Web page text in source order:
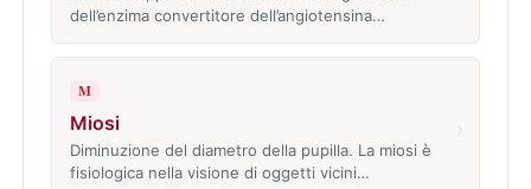
dell’enzima convertitore dell’angiotensina…
M
Miosi
Diminuzione del diametro della pupilla. La miosi è
fisiologica nella visione di oggetti vicini…